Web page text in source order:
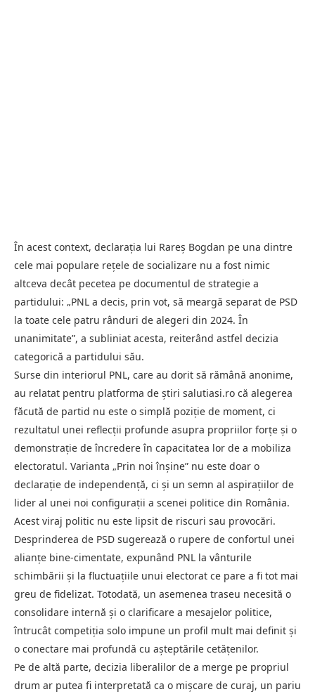
În acest context, declarația lui Rareș Bogdan pe una dintre
cele mai populare rețele de socializare nu a fost nimic
altceva decât pecetea pe documentul de strategie a
partidului: „PNL a decis, prin vot, să meargă separat de PSD
la toate cele patru rânduri de alegeri din 2024. În
unanimitate”, a subliniat acesta, reiterând astfel decizia
categorică a partidului său.
Surse din interiorul PNL, care au dorit să rămână anonime,
au relatat pentru platforma de știri salutiasi.ro că alegerea
făcută de partid nu este o simplă poziție de moment, ci
rezultatul unei reflecții profunde asupra propriilor forțe și o
demonstrație de încredere în capacitatea lor de a mobiliza
electoratul. Varianta „Prin noi înșine” nu este doar o
declarație de independență, ci și un semn al aspirațiilor de
lider al unei noi configurații a scenei politice din România.
Acest viraj politic nu este lipsit de riscuri sau provocări.
Desprinderea de PSD sugerează o rupere de confortul unei
alianțe bine-cimentate, expunând PNL la vânturile
schimbării și la fluctuațiile unui electorat ce pare a fi tot mai
greu de fidelizat. Totodată, un asemenea traseu necesită o
consolidare internă și o clarificare a mesajelor politice,
întrucât competiția solo impune un profil mult mai definit și
o conectare mai profundă cu așteptările cetățenilor.
Pe de altă parte, decizia liberalilor de a merge pe propriul
drum ar putea fi interpretată ca o mișcare de curaj, un pariu